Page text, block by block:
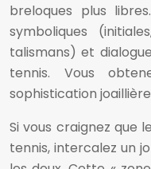
breloques plus
symboliques
talismans) et
tennis. Vous
sophistication
Si vous craignez que
tennis, intercalez un